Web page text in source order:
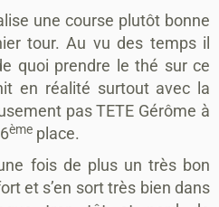
une course plutôt bonne
tour. Au vu des temps il
quoi prendre le thé sur ce
en réalité surtout avec la
pas TETE Gérôme à
ème place.
fois de plus un très bon
et s’en sort très bien dans